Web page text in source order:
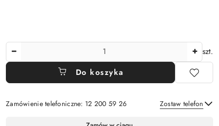
szt.
Do koszyka
Zamówienie telefoniczne: 12 200 59 26 Zostaw telefon